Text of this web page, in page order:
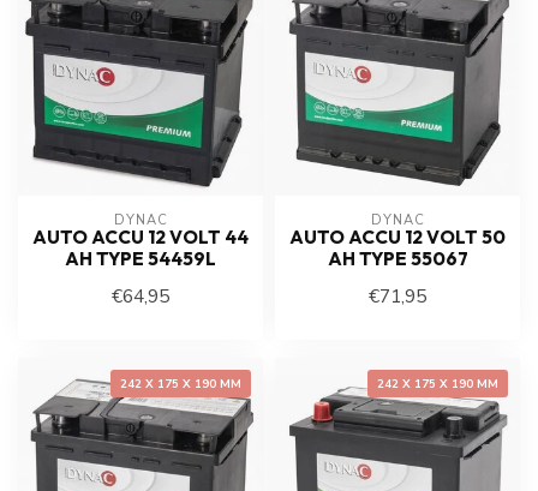
DYNAC
AUTO ACCU 12 VOLT 44
AH TYPE 54459L
€64,95
DYNAC
AUTO ACCU 12 VOLT 50
AH TYPE 55067
€71,95
242 X 175 X 190 MM 242 X 175 X 190 MM